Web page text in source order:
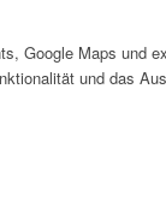
Google Maps und
und das